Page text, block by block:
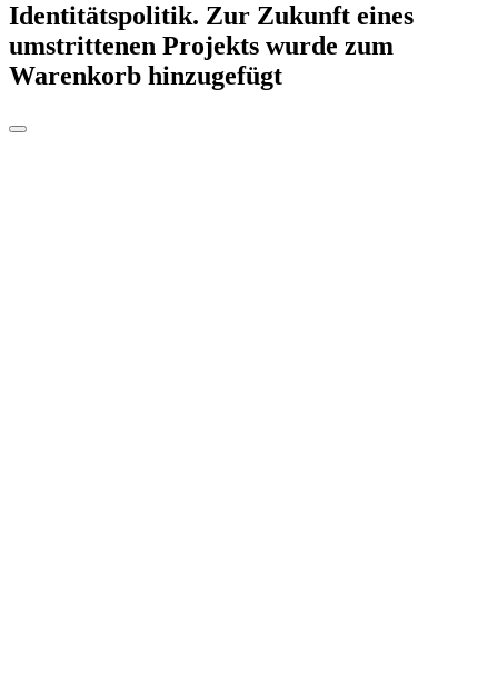
Identitätspolitik. Zur Zukunft eines
umstrittenen Projekts wurde zum
Warenkorb hinzugefügt